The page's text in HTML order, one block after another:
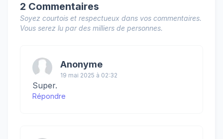
2 Commentaires
Soyez courtois et respectueux dans vos commentaires.
Vous serez lu par des milliers de personnes.
Anonyme
19 mai 2025 à 02:32
Super.
Répondre